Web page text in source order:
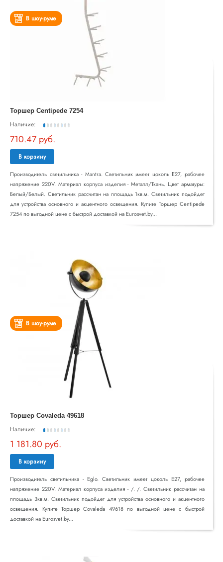
В шоу-руме
Торшер Centipede 7254
Наличие:
710.47 руб.
В корзину
Производитель светильника - Mantra. Светильник имеет цоколь E27, рабочее
напряжение 220V. Материал корпуса изделия - Металл/Ткань. Цвет арматуры:
Белый/Белый. Светильник рассчитан на площадь 1кв.м. Светильник подойдет
для устройства основного и акцентного освещения. Купите Торшер Centipede
7254 по выгодной цене с быстрой доставкой на Eurosvet.by...
В шоу-руме
Торшер Covaleda 49618
Наличие:
1 181.80 руб.
В корзину
Производитель светильника - Eglo. Светильник имеет цоколь E27, рабочее
напряжение 220V. Материал корпуса изделия - /. /. Светильник рассчитан на
площадь 3кв.м. Светильник подойдет для устройства основного и акцентного
освещения. Купите Торшер Covaleda 49618 по выгодной цене с быстрой
доставкой на Eurosvet.by...